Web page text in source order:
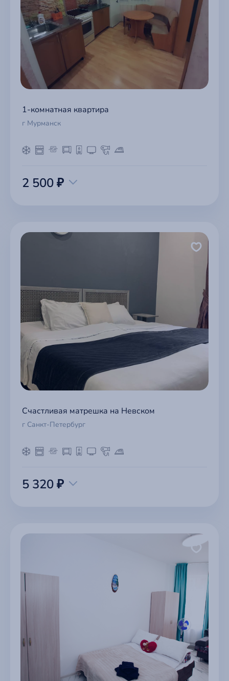
1-комнатная квартира
г Мурманск
2 500 ₽
Счастливая матрешка на Невском
г Санкт-Петербург
5 320 ₽